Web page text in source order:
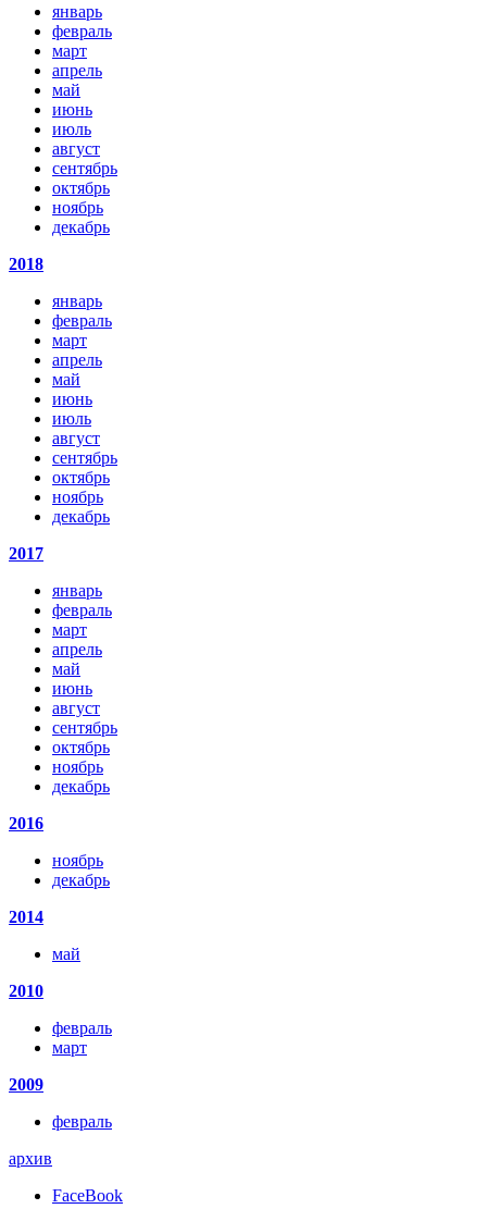
январь
февраль
март
апрель
май
июнь
июль
август
сентябрь
октябрь
ноябрь
декабрь
2018
январь
февраль
март
апрель
май
июнь
июль
август
сентябрь
октябрь
ноябрь
декабрь
2017
январь
февраль
март
апрель
май
июнь
август
сентябрь
октябрь
ноябрь
декабрь
2016
ноябрь
декабрь
2014
май
2010
февраль
март
2009
февраль
архив
FaceBook